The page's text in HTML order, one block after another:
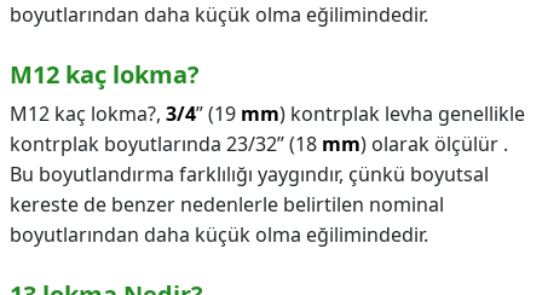
boyutlarından daha küçük olma eğilimindedir.
M12 kaç lokma?
M12 kaç lokma?, 3/4” (19 mm) kontrplak levha genellikle
kontrplak boyutlarında 23/32” (18 mm) olarak ölçülür .
Bu boyutlandırma farklılığı yaygındır, çünkü boyutsal
kereste de benzer nedenlerle belirtilen nominal
boyutlarından daha küçük olma eğilimindedir.